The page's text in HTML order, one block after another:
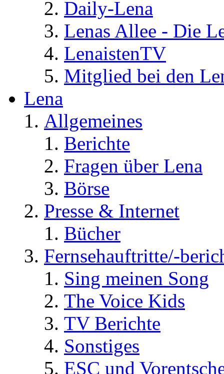
Daily-Lena
Lenas Allee - Die
LenaistenTV
Mitglied bei den
Lena
Allgemeines
Berichte
Fragen über Lena
Börse
Presse & Internet
Bücher
Fernsehauftritte/-
Sing meinen Song
The Voice Kids
TV Berichte
Sonstiges
ESC und